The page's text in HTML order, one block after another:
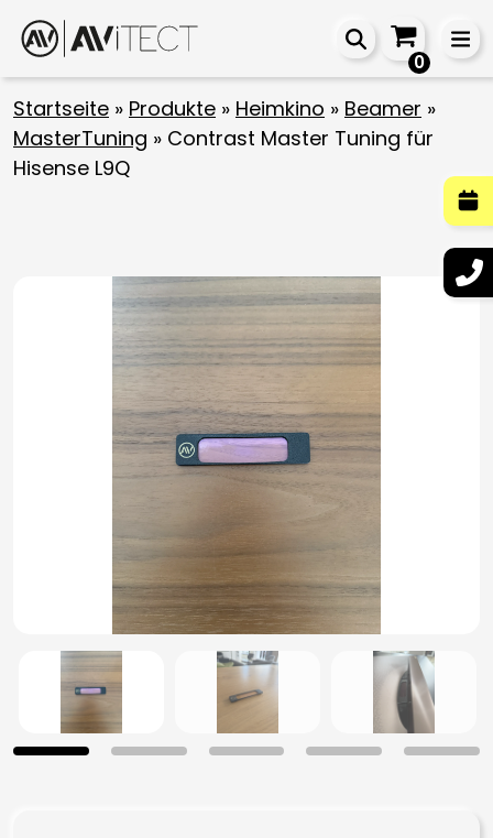
0
Startseite » Produkte » Heimkino » Beamer »
MasterTuning » Contrast Master Tuning für
Hisense L9Q